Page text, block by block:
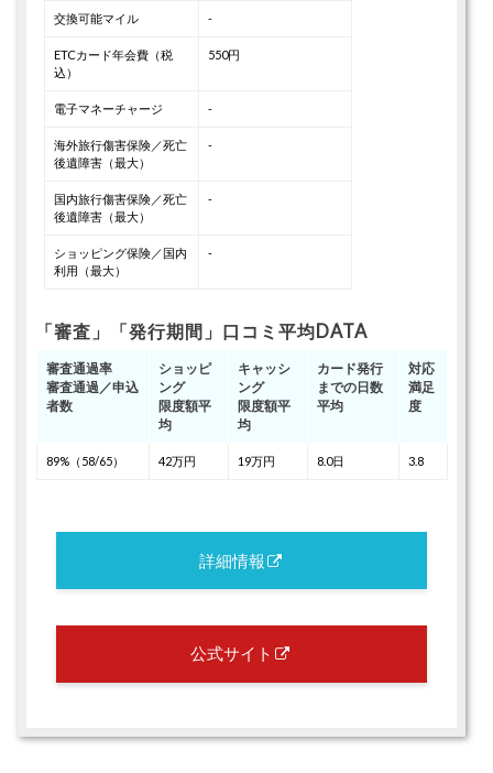
交換可能マイル -
ETCカード年会費（税
込）
550円
電子マネーチャージ -
海外旅行傷害保険／死亡
後遺障害（最大）
-
国内旅行傷害保険／死亡
後遺障害（最大）
-
ショッピング保険／国内
利用（最大）
-
「審査」「発行期間」口コミ平均DATA
審査通過率
審査通過／申込
者数
ショッピ
ング
限度額平
均
キャッシ
ング
限度額平
均
カード発行
までの日数
平均
対応
満足
度
89%（58/65） 42万円 19万円 8.0日 3.8
詳細情報
公式サイト